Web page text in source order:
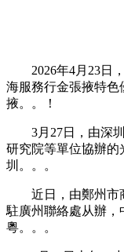
2026年4月23日，
海服務行金張掖特色
掖。。！
3月27日，由深圳
研究院等單位協辦的
圳。。。
近日，由鄭州市商
駐廣州聯絡處从辦，
粵。。。